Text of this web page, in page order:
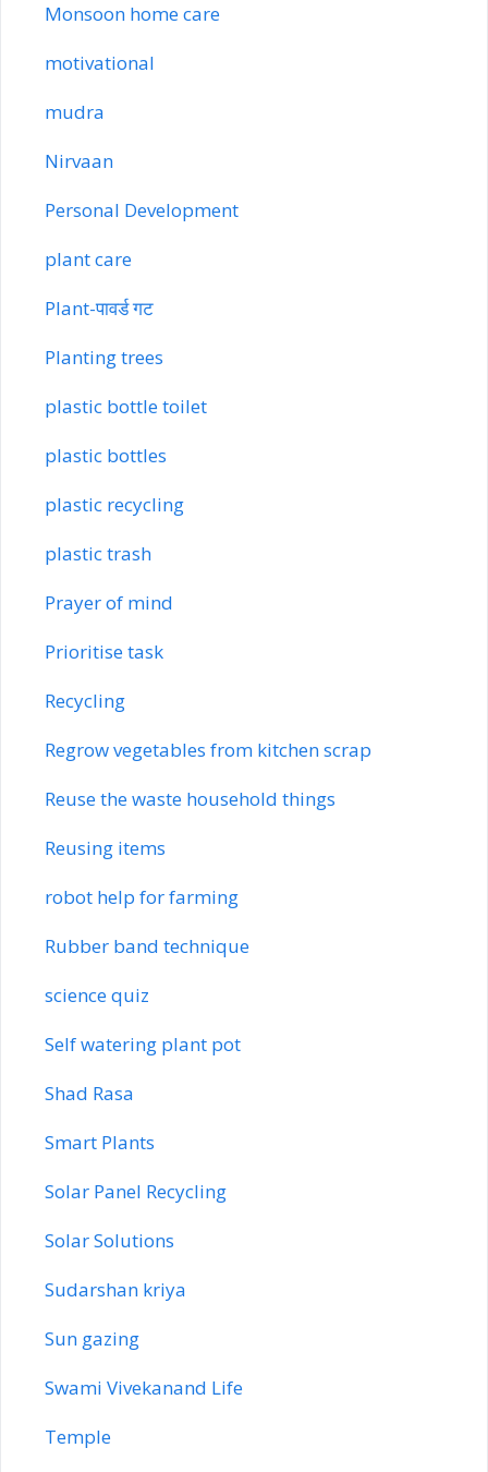
Monsoon home care
motivational
mudra
Nirvaan
Personal Development
plant care
Plant-पावर्ड गट
Planting trees
plastic bottle toilet
plastic bottles
plastic recycling
plastic trash
Prayer of mind
Prioritise task
Recycling
Regrow vegetables from kitchen scrap
Reuse the waste household things
Reusing items
robot help for farming
Rubber band technique
science quiz
Self watering plant pot
Shad Rasa
Smart Plants
Solar Panel Recycling
Solar Solutions
Sudarshan kriya
Sun gazing
Swami Vivekanand Life
Temple